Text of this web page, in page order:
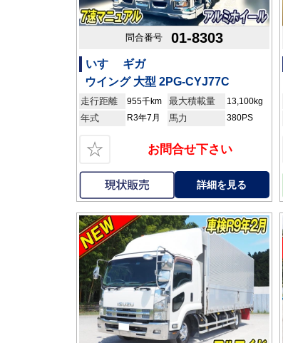
問合番号 01-8303
いすゞ ギガ
ウイング 大型 2PG-CYJ77C
走行距離 955千km 最大積載量 13,100kg
年式 R3年7月 馬力 380PS
☆ お問合せ下さい
詳細を見る